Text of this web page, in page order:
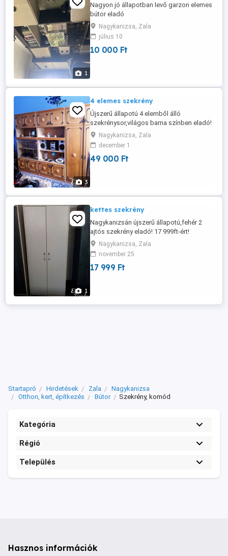
1
Nagyon jó állapotban levő garzon elemes
bútor eladó
Nagykanizsa, Zala
július 10
10 000 Ft
3
4 elemes szekrény
Újszerű állapotú 4 elemből álló
szekrénysor,világos barna színben eladó!
49 000ft-ért adom!
Nagykanizsa, Zala
december 1
49 000 Ft
1
kettes szekrény
Nagykanizsán újszerű állapotú,fehér 2
ajtós szekrény eladó! 17 999ft-ért!
Nagykanizsa, Zala
november 25
17 999 Ft
Startapró Hirdetések Zala
Nagykanizsa
Otthon, kert, építkezés
Bútor Szekrény, komód
Kategória
Régió
Település
Hasznos információk